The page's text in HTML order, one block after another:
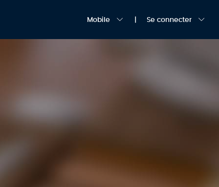
Mobile Se connecter